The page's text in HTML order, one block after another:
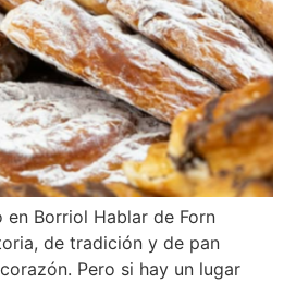
en Borriol Hablar de Forn
de tradición y de pan
Pero si hay un lugar